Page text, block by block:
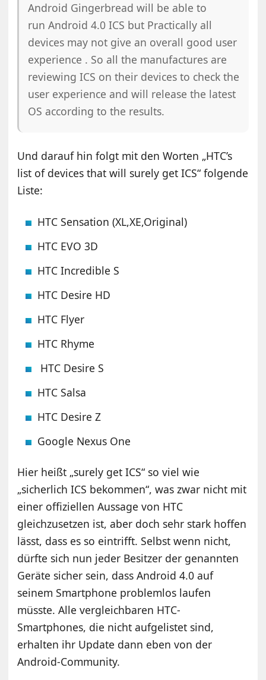
Android Gingerbread will be able to
run Android 4.0 ICS but Practically all
devices may not give an overall good user
experience . So all the manufactures are
reviewing ICS on their devices to check the
user experience and will release the latest
OS according to the results.
Und darauf hin folgt mit den Worten „HTC’s
list of devices that will surely get ICS“ folgende
Liste:
HTC Sensation (XL,XE,Original)
HTC EVO 3D
HTC Incredible S
HTC Desire HD
HTC Flyer
HTC Rhyme
HTC Desire S
HTC Salsa
HTC Desire Z
Google Nexus One
Hier heißt „surely get ICS“ so viel wie
„sicherlich ICS bekommen“, was zwar nicht mit
einer offiziellen Aussage von HTC
gleichzusetzen ist, aber doch sehr stark hoffen
lässt, dass es so eintrifft. Selbst wenn nicht,
dürfte sich nun jeder Besitzer der genannten
Geräte sicher sein, dass Android 4.0 auf
seinem Smartphone problemlos laufen
müsste. Alle vergleichbaren HTC-
Smartphones, die nicht aufgelistet sind,
erhalten ihr Update dann eben von der
Android-Community.